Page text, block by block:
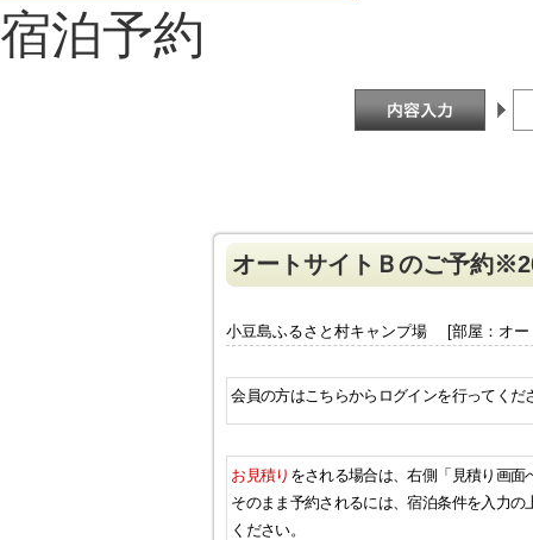
宿泊予約
オートサイトＢのご予約
小豆島ふるさと村キャンプ場 [部屋：オー
会員の方はこちらからログインを行ってくだ
お見積り をされる場合は、右側「見積り画
そのまま予約されるには、宿泊条件を入力
ください。